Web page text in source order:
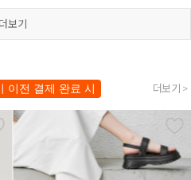
더보기
이전 결제 완료 시 더보기 >